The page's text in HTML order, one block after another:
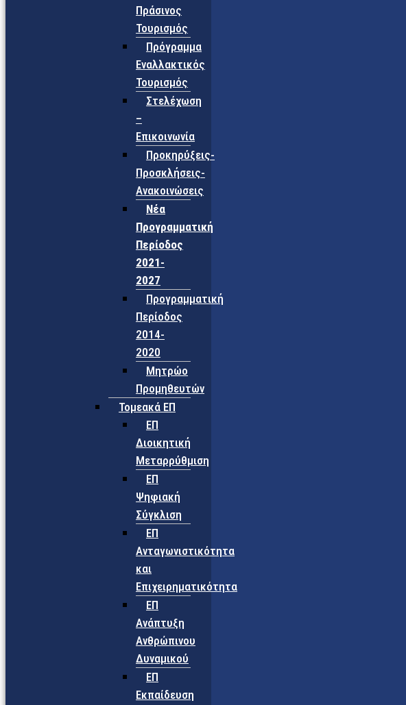
Πράσινος
Τουρισμός
Πρόγραμμα
Εναλλακτικός
Τουρισμός
Στελέχωση
–
Επικοινωνία
Προκηρύξεις-
Προσκλήσεις-
Ανακοινώσεις
Νέα
Προγραμματική
Περίοδος
2021-
2027
Προγραμματική
Περίοδος
2014-
2020
Μητρώο
Προμηθευτών
Τομεακά ΕΠ
ΕΠ
Διοικητική
Μεταρρύθμιση
ΕΠ
Ψηφιακή
Σύγκλιση
ΕΠ
Ανταγωνιστικότητα
και
Επιχειρηματικότητα
ΕΠ
Ανάπτυξη
Ανθρώπινου
Δυναμικού
ΕΠ
Εκπαίδευση